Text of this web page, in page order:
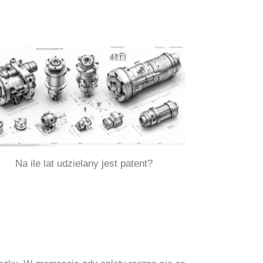
Na ile lat udzielany jest patent?